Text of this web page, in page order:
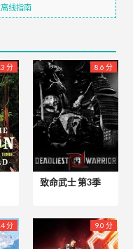
线指南
分 8.6 分
致命武士 第3季
分 9.0 分